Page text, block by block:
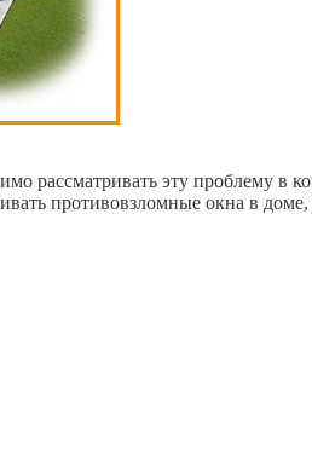
рассматривать эту проблему в
противовзломные окна в